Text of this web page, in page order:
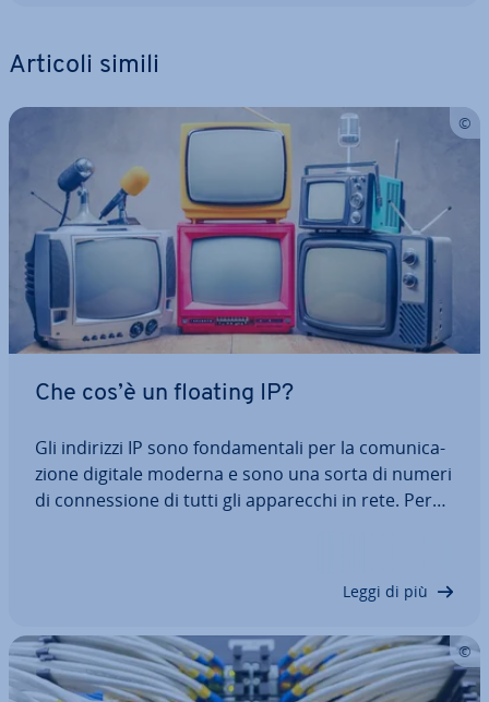
Articoli simili
Che cos’è un floating IP?
Gli indirizzi IP sono fon­da­men­ta­li per la co­mu­ni­ca­
zio­ne digitale moderna e sono una sorta di numeri
di con­nes­sio­ne di tutti gli ap­pa­rec­chi in rete. Per
Leggi di più